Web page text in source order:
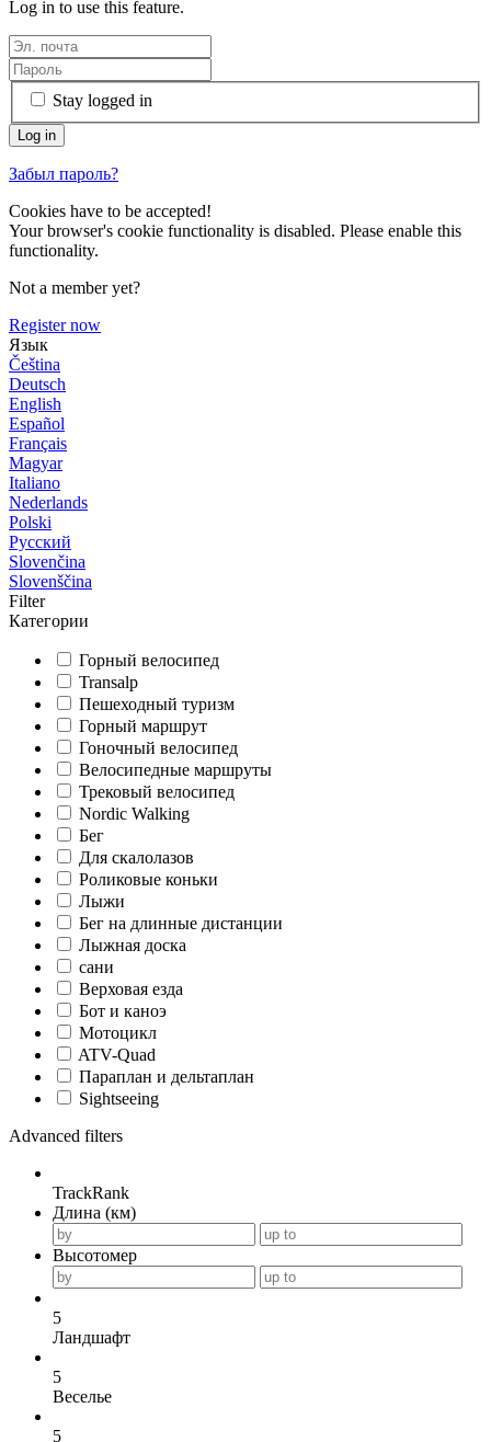
Log in to use this feature.
Stay logged in
Забыл пароль?
Cookies have to be accepted!
Your browser's cookie functionality is disabled. Please enable this
functionality.
Not a member yet?
Register now
Язык
Čeština
Deutsch
English
Español
Français
Magyar
Italiano
Nederlands
Polski
Русский
Slovenčina
Slovenščina
Filter
Категории
Горный велосипед
Transalp
Пешеходный туризм
Горный маршрут
Гоночный велосипед
Велосипедные маршруты
Трековый велосипед
Nordic Walking
Бег
Для скалолазов
Роликовые коньки
Лыжи
Бег на длинные дистанции
Лыжная доска
сани
Верховая езда
Бот и каноэ
Мотоцикл
ATV-Quad
Параплан и дельтаплан
Sightseeing
Advanced filters
TrackRank
Длина (км)
Высотомер
5
Ландшафт
5
Веселье
5